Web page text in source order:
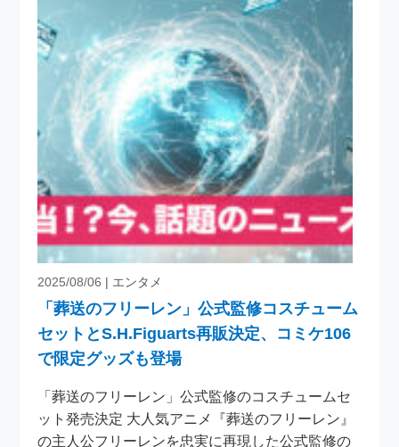
2025/08/06 | エンタメ
「葬送のフリーレン」公式監修コスチューム
セットとS.H.Figuarts再販決定、コミケ106
で限定グッズも登場
「葬送のフリーレン」公式監修のコスチュームセ
ット発売決定 大人気アニメ『葬送のフリーレン』
の主人公フリーレンを忠実に再現した公式監修の